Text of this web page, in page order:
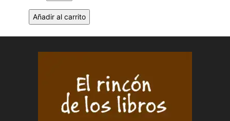
CAPELLA.
Añadir al carrito